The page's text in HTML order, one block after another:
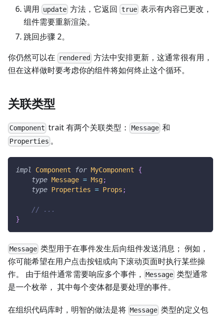
调用 update 方法，它返回 true表示有内容已更改，
组件需要重新渲染。
跳回步骤 2。
你仍然可以在
rendered 方法中安排更新，这通常很有用，
但在这样做时要考虑你的组件将如何终止这个循环。
关联类型
Component trait 有两个关联类型： Message和
Properties 。
impl Component for MyComponent
{
type Message = Msg;
type Properties = Props ;
// ...
}
Message 类型用于在事件发生后向组件发送消息； 例如，
你可能希望在用户点击按钮或向下滚动页面时执行某些操
作。 由于组件通常需要响应多个事件，
Message 类型通常
是一个枚举， 其中每个变体都是要处理的事件。
在组织代码库时，明智的做法是将 Message 类型的定义包